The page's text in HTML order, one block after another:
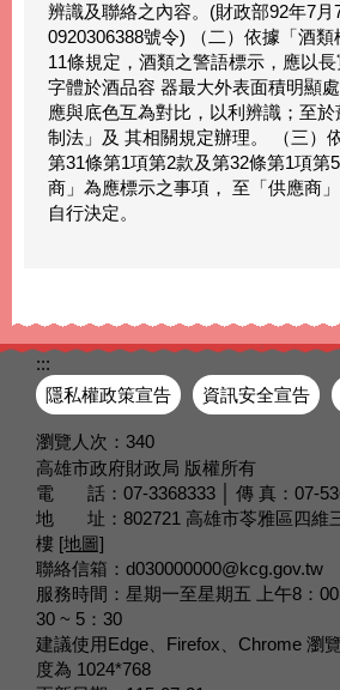
辨識及聯絡之內容。(財政部92年7月
0920306388號令) （二）依據「酒
11條規定，酒類之警語標示，應以
字體於酒品容 器最大外表面積明顯
應與底色互為對比，以利辨識；至
制法」及 其相關規定辦理。 （三）
第31條第1項第2款及第32條第1項第
商」為應標示之事項， 至「供應商
自行決定。
:::
隱私權政策宣告
資訊安全宣告
瀏覽人次： 340
高雄市政府財政局 版權所有
電 話：07-3368333 │ 傳 真：07-
地 址：802721 高雄市苓雅區四維
樓 [地圖]
聯絡信箱：d030000000@kcg.gov.tw
服務時間：星期一至星期五 上午8：
30 ~ 5：30
建議使用Edge、Firefox、Chrome 瀏
度為 1024*768